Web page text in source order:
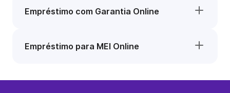
Empréstimo com Garantia Online
Empréstimo para MEI Online